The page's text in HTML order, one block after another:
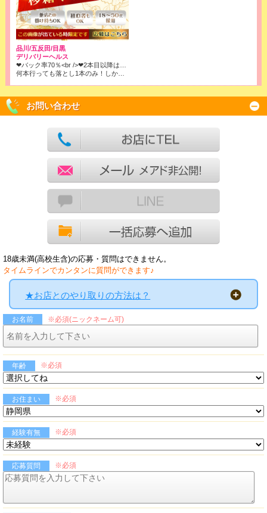
品川/五反田/目黒
デリバリーヘルス
お問い合わせ
18歳未満(高校生含)の応募・質問はできません。
タイムラインでカンタンに質問ができます♪
★お店とのやり取りの方法は？
お名前 ※必須(ニックネーム可)
年齢 ※必須
お住まい ※必須
経験有無 ※必須
応募質問 ※必須